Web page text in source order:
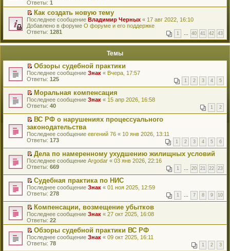
е
й
т
и
к
е
о
м
у
н
е
п
р
о
и
а
н
н
о
м
у
с
о
о
б
щ
н
и
ю
Ответы: 1
П
е
р
й
к
п
е
р
в
о
м
у
е
п
р
о
ч
и
т
а
н
о
м
у
с
о
о
б
щ
е
н
и
ю
Как создать новую тему
Последнее сообщение Владимир Черных « 17 авг 2022, 16:10
Добавлено в форуме О форуме и его поддержке
Ответы: 1281 1 … 40 41 42 43
Темы
П
е
е
й
т
и
к
п
е
р
в
м
у
н
е
п
р
о
ч
и
а
н
н
о
м
у
Обзоры судебной практики
Последнее сообщение Знак « Вчера, 17:57
Ответы: 125 1 2 3 4 5
П
е
е
й
т
и
к
п
е
р
в
м
у
н
е
п
р
о
ч
и
т
а
н
Моральная компенсация
Последнее сообщение Знак « 15 апр 2026, 16:58
Ответы: 40 1 2
П
е
р
е
й
т
и
к
п
е
р
в
м
у
н
е
п
р
о
ВС РФ о нарушениях процессуального
законодательства
Последнее сообщение евгений 76 « 10 янв 2026, 13:11
Ответы: 173 1 2 3 4 5 6
П
е
е
й
т
и
к
п
е
р
в
о
м
у
Дела по намеренному ухудшению жилищных условий
Последнее сообщение Argodar « 03 янв 2026, 22:16
Ответы: 669 1 … 20 21 22 23
П
е
е
й
т
и
к
п
е
р
Судебная практика по НИС
Последнее сообщение Знак « 01 ноя 2025, 12:59
Ответы: 278 1 … 7 8 9 10
П
е
р
е
й
т
Компенсации, возмещение убытков
Последнее сообщение Знак « 27 окт 2025, 16:08
Ответы: 22
П
е
Обзоры судебной практики ВС РФ
Последнее сообщение Знак « 09 окт 2025, 16:11
Ответы: 78 1 2 3